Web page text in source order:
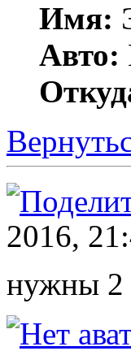
Имя:
Авто:
2016,
нужны 2